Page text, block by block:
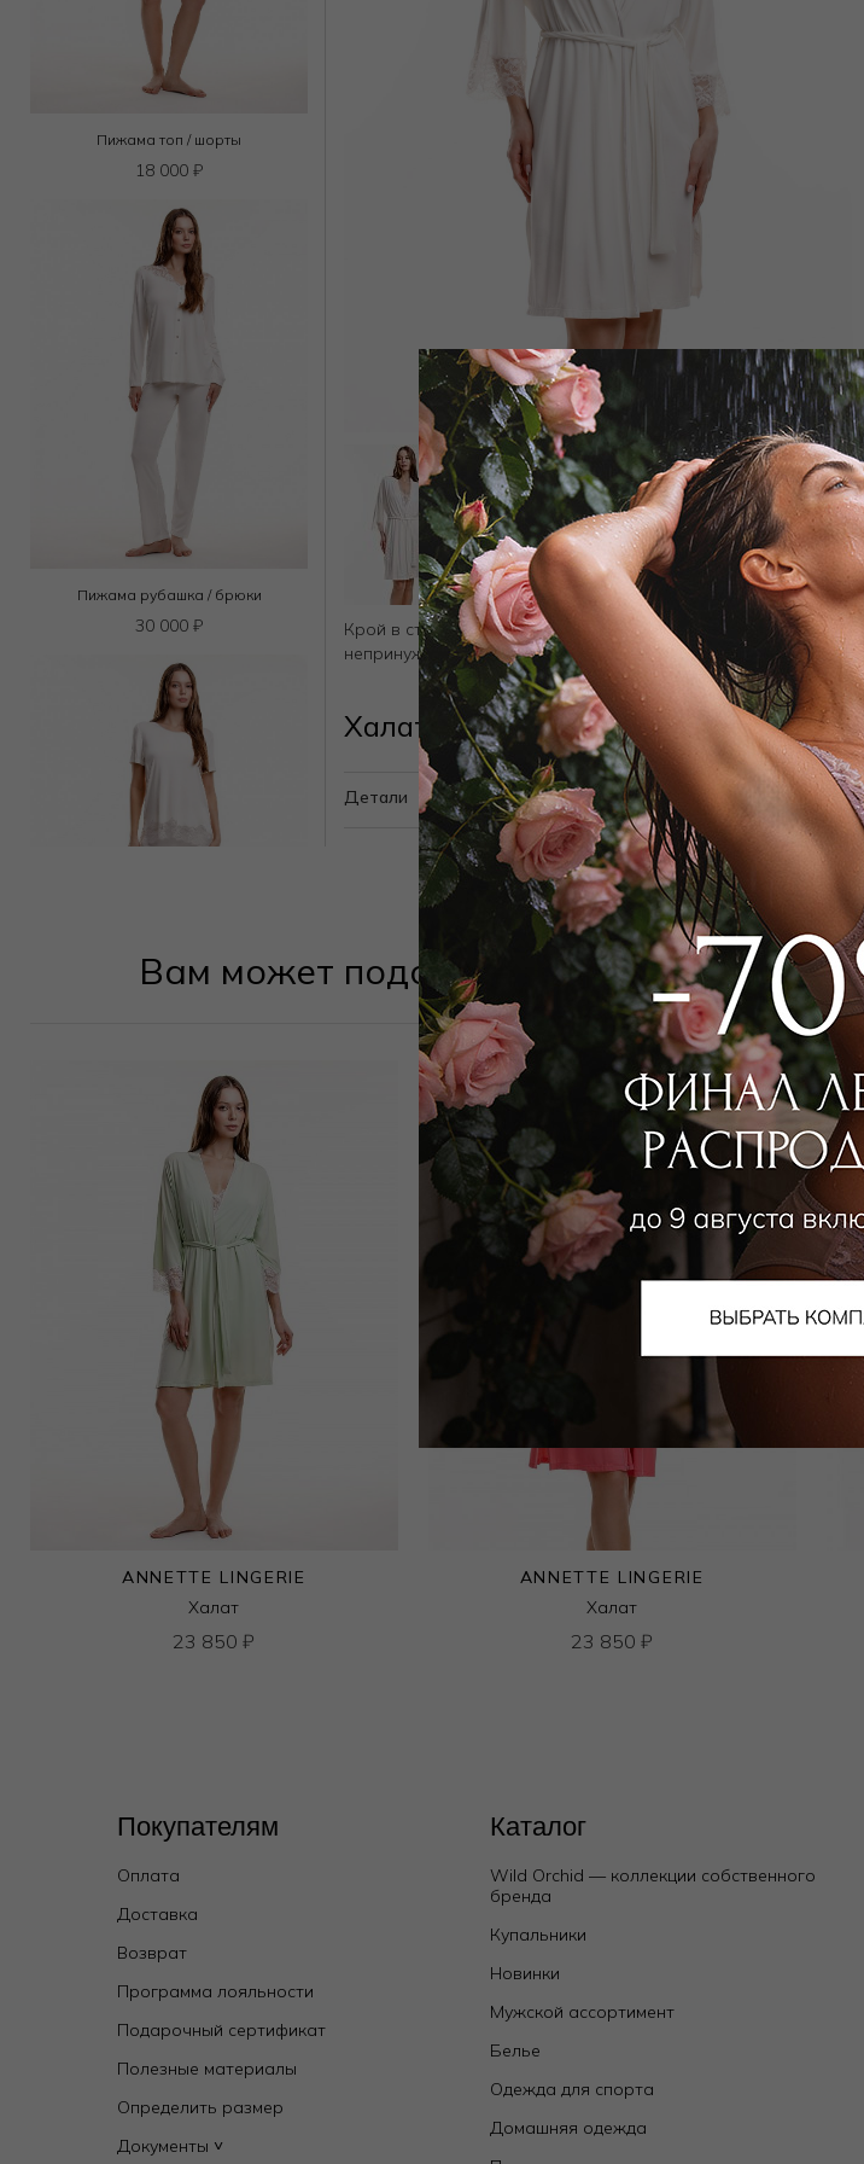
Пижама топ / шорты
18 000 ₽
Пижама рубашка / брюки
30 000 ₽
Пижама топ / шорты
27 000₽
Сорочка короткая
28 000₽
Крой в стиле кимоно с запахом выглядит стильно и
непринуждённо, подчёркивая женственность.
Халат 05002-L95-CM Молочный
Детали
Вам может подойти
ANNETTE LINGERIE
Халат
23 850₽
ANNETTE LINGERIE
Халат
23 850₽
Покупателям
Оплата
Доставка
Возврат
Программа лояльности
Подарочный сертификат
Полезные материалы
Определить размер
Документы ˅
Каталог
Wild Orchid — коллекции собственного
бренда
Купальники
Новинки
Мужской ассортимент
Белье
Одежда для спорта
Домашняя одежда